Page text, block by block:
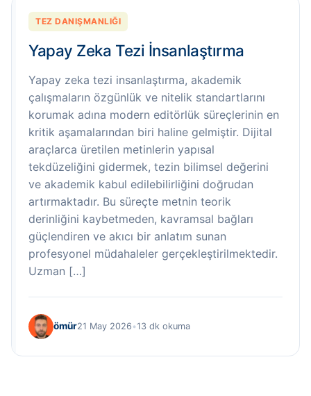
TEZ DANIŞMANLIĞI
Yapay Zeka Tezi İnsanlaştırma
Yapay zeka tezi insanlaştırma, akademik
çalışmaların özgünlük ve nitelik standartlarını
korumak adına modern editörlük süreçlerinin en
kritik aşamalarından biri haline gelmiştir. Dijital
araçlarca üretilen metinlerin yapısal
tekdüzeliğini gidermek, tezin bilimsel değerini
ve akademik kabul edilebilirliğini doğrudan
artırmaktadır. Bu süreçte metnin teorik
derinliğini kaybetmeden, kavramsal bağları
güçlendiren ve akıcı bir anlatım sunan
profesyonel müdahaleler gerçekleştirilmektedir.
Uzman […]
ömür21 May 2026 •13 dk okuma